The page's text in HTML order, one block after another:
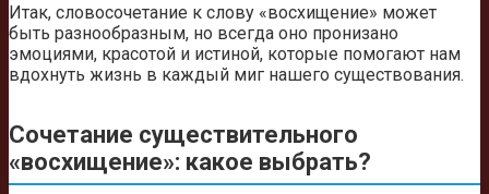
Итак, словосочетание к слову «восхищение» может
быть разнообразным, но всегда оно пронизано
эмоциями, красотой и истиной, которые помогают нам
вдохнуть жизнь в каждый миг нашего существования.
Сочетание существительного
«восхищение»: какое выбрать?